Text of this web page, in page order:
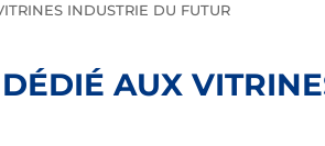
INDUSTRIE DU FUTUR
AUX